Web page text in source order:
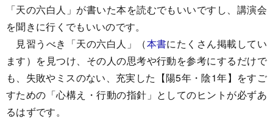
「天の六白人」が書いた本を読むでもいいですし、講演会
を聞きに行くでもいいのです。
見習うべき「天の六白人」（本書にたくさん掲載してい
ます）を見つけ、その人の思考や行動を参考にするだけで
も、失敗やミスのない、充実した【陽5年・陰1年】をすご
すための「心構え・行動の指針」としてのヒントが必ずあ
るはずです。